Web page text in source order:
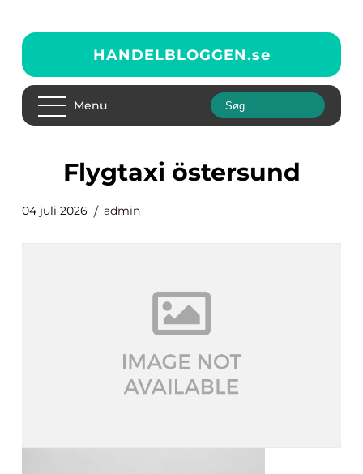
HANDELBLOGGEN.se
Menu
flygtaxi östersund
04 juli 2026 admin